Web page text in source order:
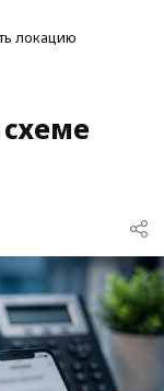
локацию
схеме